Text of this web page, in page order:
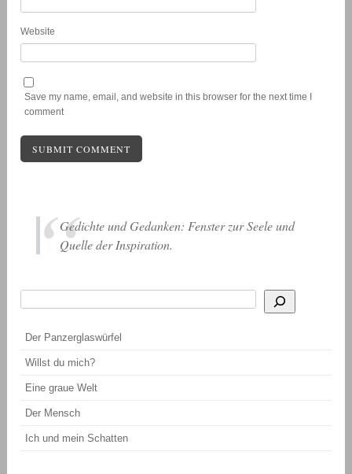
Website
Save my name, email, and website in this browser for the next time I
comment
Gedichte und Gedanken: Fenster zur Seele und
Quelle der Inspiration.
Der Panzerglaswürfel
Willst du mich?
Eine graue Welt
Der Mensch
Ich und mein Schatten